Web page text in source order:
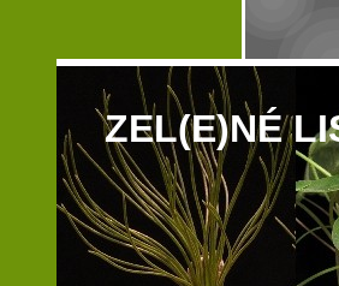
ZEL(E)NÉ